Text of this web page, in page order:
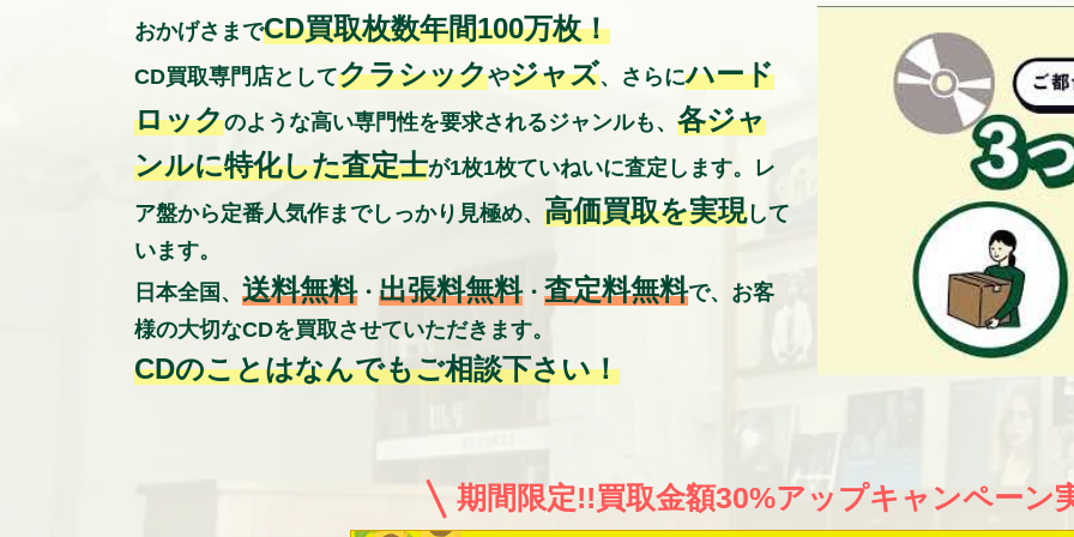
おかげさまでCD買取枚数年間100万枚！
CD買取専門店としてクラシックやジャズ、さらにハード
ロックのような高い専門性を要求されるジャンルも、 各ジャ
ンルに特化した査定士が1枚1枚ていねいに査定します。レ
ア盤から定番人気作までしっかり見極め、 高価買取を実現して
います。
日本全国、 送料無料・ 出張料無料・ 査定料無料で、お客
様の大切なCDを買取させていただきます。
CDのことはなんでもご相談下さい！
期間限定!!買取金額30%アップキャンペーン